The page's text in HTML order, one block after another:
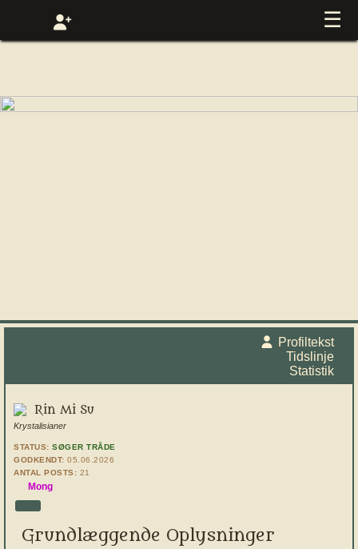
☰
Profiltekst
Tidslinje
Statistik
Rin Mi Su
Krystalisianer
STATUS: SØGER TRÅDE
GODKENDT: 05.06.2026
ANTAL POSTS: 21
Mong
Grundlæggende Oplysninger